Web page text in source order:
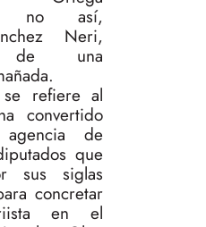
no así,
Neri,
de una
refiere al
convertido
de
que
sus siglas
concretar
en el